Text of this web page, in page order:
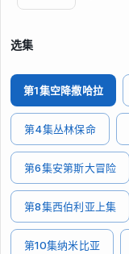
选集
第1集空降撒哈拉
第4集丛林保命
第6集安第斯大冒险
第8集西伯利亚上集
第10集纳米比亚